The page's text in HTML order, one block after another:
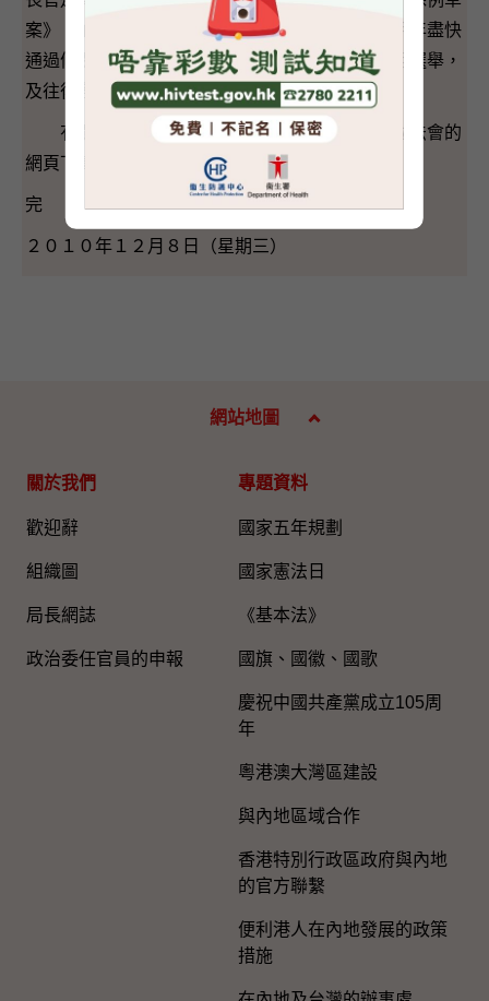
案》，並在十二月十五日進行首二讀。希望可在明年盡快
通過條例草案，以配合二Ｏ一一年選委會界別分組選舉，
及往後各場選舉的安排。」
有關的條例草案及建議的詳細資料稍後可於立法會的
網頁下載。
完
２０１０年１２月８日（星期三）
網站地圖
關於我們
歡迎辭
組織圖​
局長網誌
政治委任官員的申報
專題資料
國家五年規劃
國家憲法日
《基本法》
國旗、國徽、國歌
慶祝中國共產黨成立105周
年
粵港澳大灣區建設
與內地區域合作
香港特別行政區政府與內地
的官方聯繫
便利港人在內地發展的政策
措施